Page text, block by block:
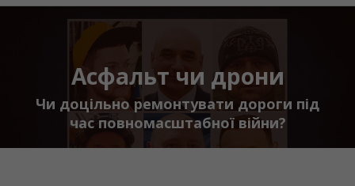
Асфальт чи дрони
Чи доцільно ремонтувати дороги під
час повномасштабної війни?